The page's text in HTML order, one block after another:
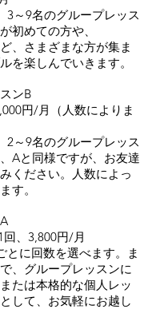
3～9名のグループレッス
初めての方や、
、さまざまな方が集ま
を楽しんでいきます。
スンB
円/月（人数によりま
2～9名のグループレッス
Aと同様ですが、お友達
ください。人数によっ
す。
A
、3,800円/月
とに回数を選べます。ま
、グループレッスンに
たは本格的な個人レッ
して、お気軽にお越し